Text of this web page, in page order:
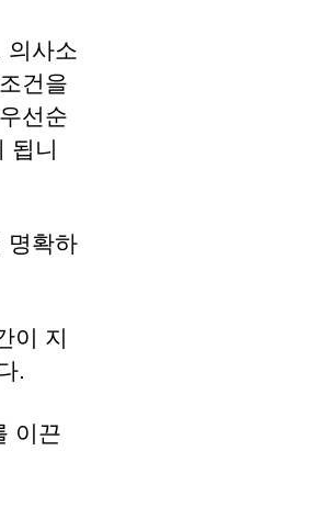
의사소
건을
선순
됩니
명확하
이 지
.
이끈